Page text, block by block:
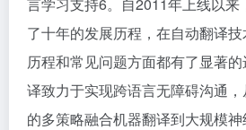
了十年的发展历程，在自动翻译
历程和常见问题方面都有了显著
译致力于实现跨语言无障碍沟通
的多策略融合机器翻译到大规模